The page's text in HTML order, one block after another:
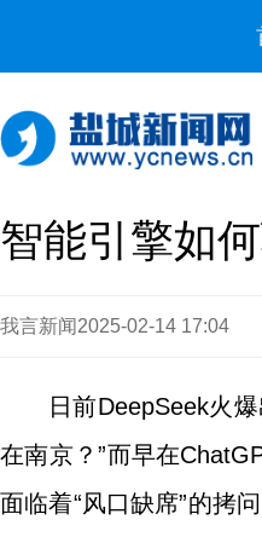
智能引擎如
我言新闻 2025-02-14 17:04
日前DeepSeek火
在南京？”而早在
面临着“风口缺席”的拷